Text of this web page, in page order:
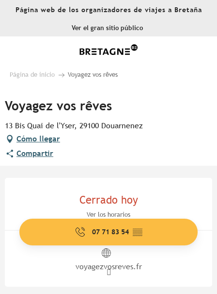
AllerPágina web de los organizadores de viajes a Bretaña
Ver el gran sitio público
Página de inicio Voyagez vos rêves
Voyagez vos rêves
13 Bis Quai de l'Yser, 29100 Douarnenez
Cómo llegar
Compartir
Cerrado hoy
Ver los horarios
07 71 83 54 ▒▒
voyagezvosreves.fr